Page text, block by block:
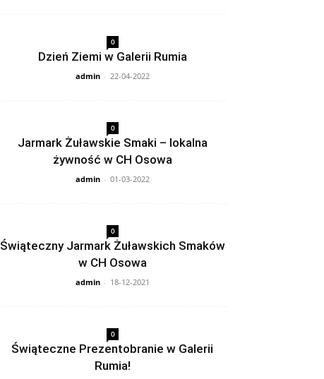
0
Dzień Ziemi w Galerii Rumia
admin - 22-04-2022
0
Jarmark Żuławskie Smaki – lokalna
żywność w CH Osowa
admin - 01-03-2022
0
Świąteczny Jarmark Żuławskich Smaków
w CH Osowa
admin - 18-12-2021
0
Świąteczne Prezentobranie w Galerii
Rumia!